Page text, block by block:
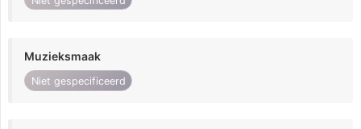
Muzieksmaak
Niet gespecificeerd